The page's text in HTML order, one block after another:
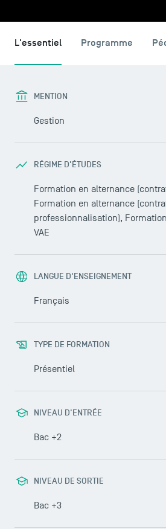
L'essentiel Programme
MENTION
Gestion
RÉGIME D'ÉTUDES
Formation en alternance
Formation en alternance
professionnalisation),
VAE
LANGUE D'ENSEIGNEMENT
Français
TYPE DE FORMATION
Présentiel
NIVEAU D'ENTRÉE
Bac +2
NIVEAU DE SORTIE
Bac +3